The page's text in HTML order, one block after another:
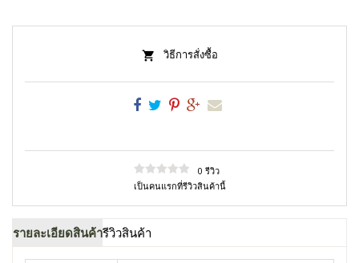
วิธีการสั่งซื้อ
0 รีวิว
เป็นคนแรกที่รีวิวสินค้านี้
รายละเอียดสินค้ารีวิวสินค้า